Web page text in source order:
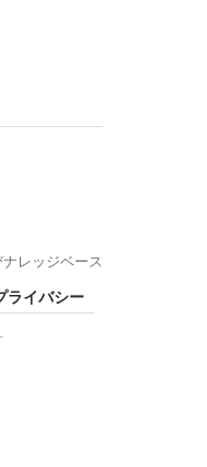
レッジベース
ライバシー